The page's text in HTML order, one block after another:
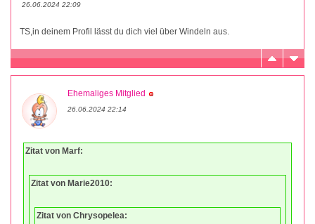
26.06.2024 22:09
TS,in deinem Profil lässt du dich viel über Windeln aus.
Ehemaliges Mitglied
26.06.2024 22:14
Zitat von Marf:
Zitat von Marie2010:
Zitat von Chrysopelea: